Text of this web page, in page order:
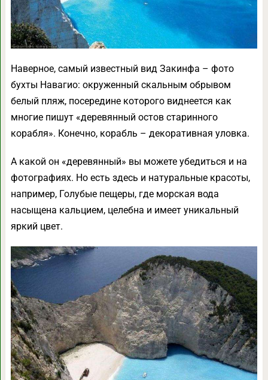
Наверное, самый известный вид Закинфа – фото
бухты Навагио: окруженный скальным обрывом
белый пляж, посередине которого виднеется как
многие пишут «деревянный остов старинного
корабля». Конечно, корабль – декоративная уловка.
А какой он «деревянный» вы можете убедиться и на
фотографиях. Но есть здесь и натуральные красоты,
например, Голубые пещеры, где морская вода
насыщена кальцием, целебна и имеет уникальный
яркий цвет.